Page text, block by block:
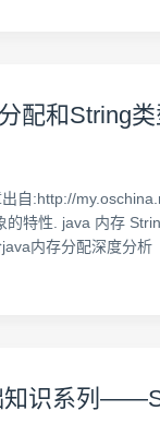
配和String
自:http://
的特性. java 内存
内存分配深度分析
知识系列